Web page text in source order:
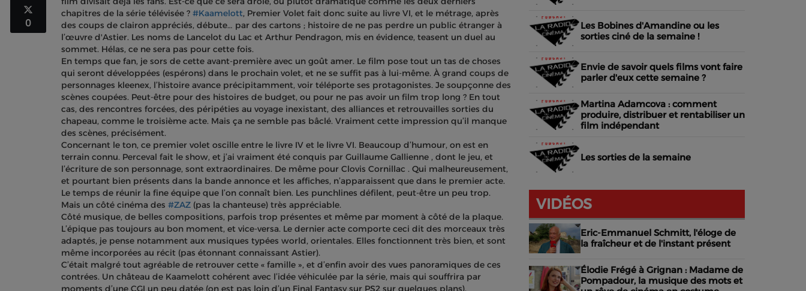
0
chapitres de la série télévisée ? #Kaamelott, Premier Volet fait donc suite au livre VI, et le métrage, après
des coups de clairon appréciés, débute… par des cartons ; histoire de ne pas perdre un public étranger à
l’œuvre d'Astier. Les noms de Lancelot du Lac et Arthur Pendragon, mis en évidence, teasent un duel au
sommet. Hélas, ce ne sera pas pour cette fois.
En temps que fan, je sors de cette avant-première avec un goût amer. Le film pose tout un tas de choses
qui seront développées (espérons) dans le prochain volet, et ne se suffit pas à lui-même. À grand coups de
personnages kleenex, l’histoire avance précipitamment, voir téléporte ses protagonistes. Je soupçonne des
scènes coupées. Peut-être pour des histoires de budget, ou pour ne pas avoir un film trop long ? En tout
cas, des rencontres forcées, des péripéties au voyage inexistant, des alliances et retrouvailles sorties du
chapeau, comme le troisième acte. Mais ça ne semble pas bâclé. Vraiment cette impression qu’il manque
des scènes, précisément.
Concernant le ton, ce premier volet oscille entre le livre IV et le livre VI. Beaucoup d’humour, on est en
terrain connu. Perceval fait le show, et j’ai vraiment été conquis par Guillaume Gallienne , dont le jeu, et
l’écriture de son personnage, sont extraordinaires. De même pour Clovis Cornillac . Qui malheureusement,
et pourtant bien présents dans la bande annonce et les affiches, n’apparaissent que dans le premier acte.
Le temps de réunir la fine équipe que l’on connaît bien. Les punchlines défilent, peut-être un peu trop.
Mais un côté cinéma des #ZAZ (pas la chanteuse) très appréciable.
Côté musique, de belles compositions, parfois trop présentes et même par moment à côté de la plaque.
L’épique pas toujours au bon moment, et vice-versa. Le dernier acte comporte ceci dit des morceaux très
adaptés, je pense notamment aux musiques typées world, orientales. Elles fonctionnent très bien, et sont
même incorporées au récit (pas étonnant connaissant Astier).
C’était malgré tout agréable de retrouver cette « famille », et d’enfin avoir des vues panoramiques de ces
contrées. Un château de Kaamelott cohérent avec l’idée véhiculée par la série, mais qui souffrira par
moments d’une CGI un peu datée (on est pas loin d’un Final Fantasy sur PS2 sur quelques plans).
Les Bobines d'Amandine ou les
sorties ciné de la semaine !
Envie de savoir quels films vont faire
parler d'eux cette semaine ?
Martina Adamcova : comment
produire, distribuer et rentabiliser un
film indépendant
Les sorties de la semaine
VIDÉOS
Eric-Emmanuel Schmitt, l'éloge de
la fraîcheur et de l'instant présent
Élodie Frégé à Grignan : Madame de
Pompadour, la musique des mots et